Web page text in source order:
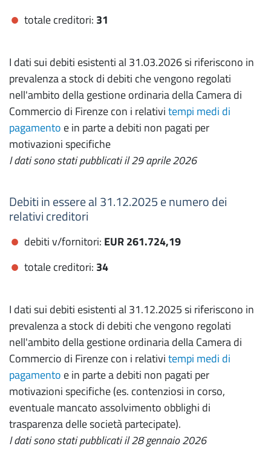
totale creditori: 31
I dati sui debiti esistenti al 31.03.2026 si riferiscono in
prevalenza a stock di debiti che vengono regolati
nell'ambito della gestione ordinaria della Camera di
Commercio di Firenze con i relativitempi medi di
pagamento e in parte a debiti non pagati per
motivazioni specifiche
I dati sono stati pubblicati il 29 aprile 2026
Debiti in essere al 31.12.2025 e numero dei
relativi creditori
debiti v/fornitori: EUR 261.724,19
totale creditori: 34
I dati sui debiti esistenti al 31.12.2025 si riferiscono in
prevalenza a stock di debiti che vengono regolati
nell'ambito della gestione ordinaria della Camera di
Commercio di Firenze con i relativitempi medi di
pagamento e in parte a debiti non pagati per
motivazioni specifiche (es. contenziosi in corso,
eventuale mancato assolvimento obblighi di
trasparenza delle società partecipate).
I dati sono stati pubblicati il 28 gennaio 2026